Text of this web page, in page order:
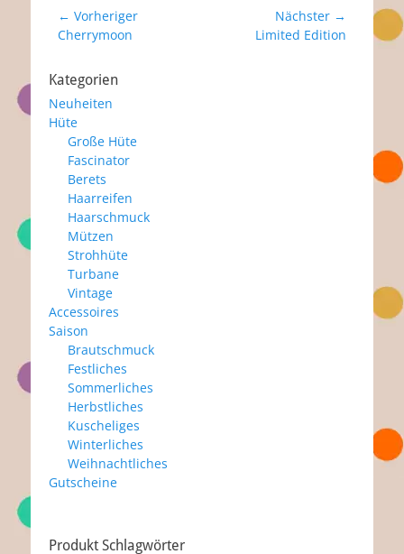
Beitragsnavigation
← Vorheriger
Vorheriger
Cherrymoon
Nächster →
Limited Edition
Kategorien
Neuheiten
Hüte
Große Hüte
Fascinator
Berets
Haarreifen
Haarschmuck
Mützen
Strohhüte
Turbane
Vintage
Accessoires
Saison
Brautschmuck
Festliches
Sommerliches
Herbstliches
Kuscheliges
Winterliches
Weihnachtliches
Gutscheine
Produkt Schlagwörter